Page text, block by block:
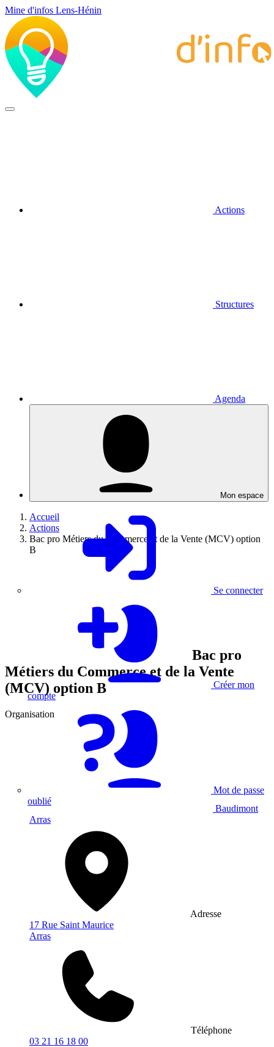
Mine d'infos Lens-Hénin
Actions
Structures
Agenda
Mon espace
Se connecter
Créer mon
compte
Mot de passe
oublié
Accueil
Actions
Bac pro Métiers du Commerce et de la Vente (MCV) option
B
Bac pro
Métiers du Commerce et de la Vente
(MCV) option B
Organisation
Baudimont
Arras
Adresse
17 Rue Saint Maurice
Arras
Téléphone
03 21 16 18 00